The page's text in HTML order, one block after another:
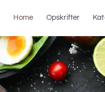
Home Opskrifter